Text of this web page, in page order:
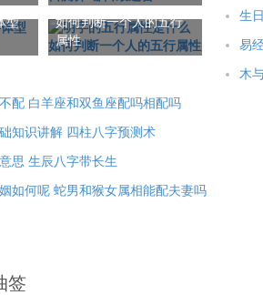
型
明字的五行属性是什么
如何判断一个人的五行
属性
生
易
木
配 白羊座和双鱼座配吗相配吗
知识讲解 四柱八字预测术
思 生辰八字带长生
如何呢 蛇男和猴女属相能配夫妻吗
签